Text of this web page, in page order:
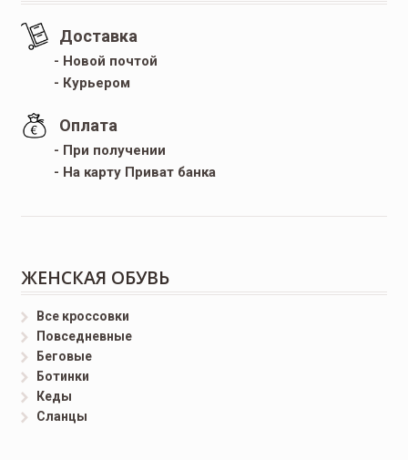
Доставка
- Новой почтой
- Курьером
Оплата
- При получении
- На карту Приват банка
ЖЕНСКАЯ ОБУВЬ
Все кроссовки
Повседневные
Беговые
Ботинки
Кеды
Сланцы